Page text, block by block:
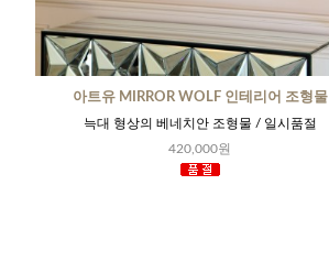
아트유 MIRROR WOLF 인테리어 조형물
늑대 형상의 베네치안 조형물 / 일시품절
420,000원